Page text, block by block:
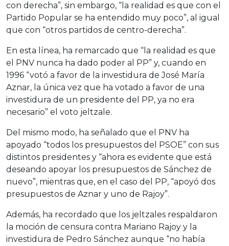
con derecha”, sin embargo, “la realidad es que con el
Partido Popular se ha entendido muy poco”, al igual
que con “otros partidos de centro-derecha”.
En esta línea, ha remarcado que “la realidad es que
el PNV nunca ha dado poder al PP” y, cuando en
1996 “votó a favor de la investidura de José María
Aznar, la única vez que ha votado a favor de una
investidura de un presidente del PP, ya no era
necesario” el voto jeltzale.
Del mismo modo, ha señalado que el PNV ha
apoyado “todos los presupuestos del PSOE” con sus
distintos presidentes y “ahora es evidente que está
deseando apoyar los presupuestos de Sánchez de
nuevo”, mientras que, en el caso del PP, “apoyó dos
presupuestos de Aznar y uno de Rajoy”.
Además, ha recordado que los jeltzales respaldaron
la moción de censura contra Mariano Rajoy y la
investidura de Pedro Sánchez aunque “no había